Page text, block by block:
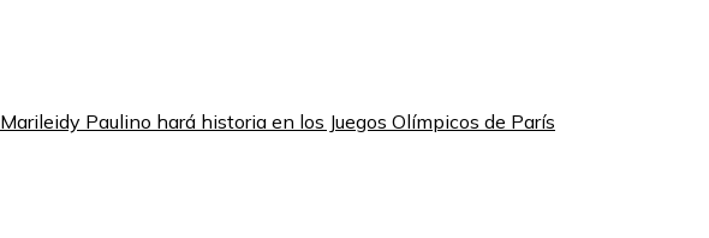
Marileidy Paulino hará historia en los Juegos Olímpicos de París